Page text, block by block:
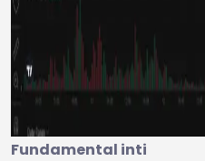
Fundamental inti